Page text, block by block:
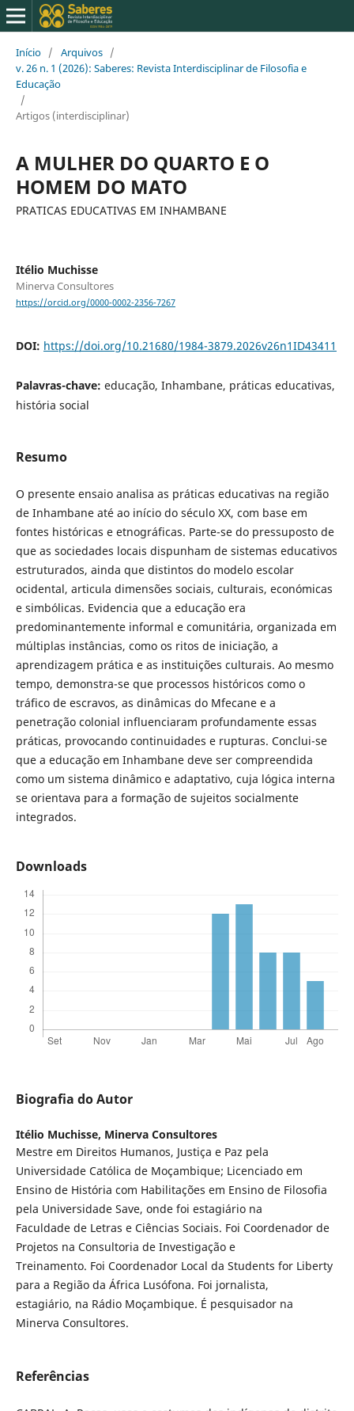
Início / Arquivos /
v. 26 n. 1 (2026): Saberes: Revista Interdisciplinar de Filosofia e
Educação
/
Artigos (interdisciplinar)
A MULHER DO QUARTO E O
HOMEM DO MATO
PRATICAS EDUCATIVAS EM INHAMBANE
Itélio Muchisse
Minerva Consultores
https://orcid.org/0000-0002-2356-7267
DOI: https://doi.org/10.21680/1984-3879.2026v26n1ID43411
Palavras-chave: educação, Inhambane, práticas educativas,
história social
Resumo
O presente ensaio analisa as práticas educativas na região
de Inhambane até ao início do século XX, com base em
fontes históricas e etnográficas. Parte-se do pressuposto de
que as sociedades locais dispunham de sistemas educativos
estruturados, ainda que distintos do modelo escolar
ocidental, articula dimensões sociais, culturais, económicas
e simbólicas. Evidencia que a educação era
predominantemente informal e comunitária, organizada em
múltiplas instâncias, como os ritos de iniciação, a
aprendizagem prática e as instituições culturais. Ao mesmo
tempo, demonstra-se que processos históricos como o
tráfico de escravos, as dinâmicas do Mfecane e a
penetração colonial influenciaram profundamente essas
práticas, provocando continuidades e rupturas. Conclui-se
que a educação em Inhambane deve ser compreendida
como um sistema dinâmico e adaptativo, cuja lógica interna
se orientava para a formação de sujeitos socialmente
integrados.
Downloads
Biografia do Autor
Itélio Muchisse, Minerva Consultores
Mestre em Direitos Humanos, Justiça e Paz pela
Universidade Católica de Moçambique; Licenciado em
Ensino de História com Habilitações em Ensino de Filosofia
pela Universidade Save, onde foi estagiário na
Faculdade de Letras e Ciências Sociais. Foi Coordenador de
Projetos na Consultoria de Investigação e
Treinamento. Foi Coordenador Local da Students for Liberty
para a Região da África Lusófona. Foi jornalista,
estagiário, na Rádio Moçambique. É pesquisador na
Minerva Consultores.
Referências